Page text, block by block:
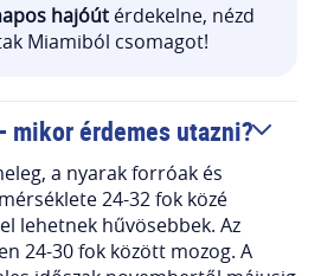
hajóút érdekelne, nézd
Miamiból csomagot!
mikor érdemes utazni?
a nyarak forróak és
24-32 fok közé
lehetnek hűvösebbek. Az
24-30 fok között mozog. A